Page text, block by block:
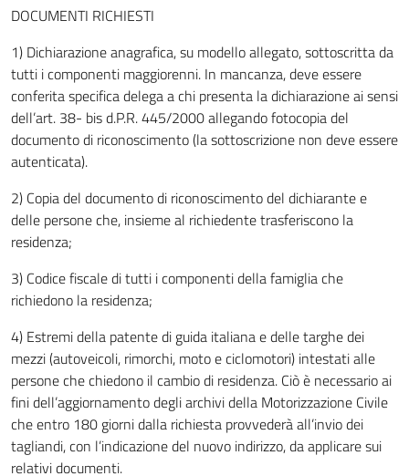
DOCUMENTI RICHIESTI
1) Dichiarazione anagrafica, su modello allegato, sottoscritta da
tutti i componenti maggiorenni. In mancanza, deve essere
conferita specifica delega a chi presenta la dichiarazione ai sensi
dell’art. 38- bis d.P.R. 445/2000 allegando fotocopia del
documento di riconoscimento (la sottoscrizione non deve essere
autenticata).
2) Copia del documento di riconoscimento del dichiarante e
delle persone che, insieme al richiedente trasferiscono la
residenza;
3) Codice fiscale di tutti i componenti della famiglia che
richiedono la residenza;
4) Estremi della patente di guida italiana e delle targhe dei
mezzi (autoveicoli, rimorchi, moto e ciclomotori) intestati alle
persone che chiedono il cambio di residenza. Ciò è necessario ai
fini dell’aggiornamento degli archivi della Motorizzazione Civile
che entro 180 giorni dalla richiesta provvederà all’invio dei
tagliandi, con l’indicazione del nuovo indirizzo, da applicare sui
relativi documenti.